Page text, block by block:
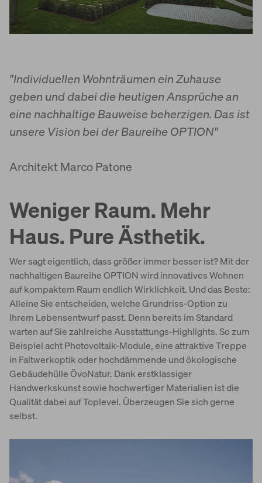
"Individuellen Wohnträumen ein Zuhause
geben und dabei die heutigen Ansprüche an
eine nachhaltige Bauweise beherzigen. Das ist
unsere Vision bei der Baureihe OPTION"
Architekt Marco Patone
Weniger Raum. Mehr
Haus. Pure Ästhetik.
Wer sagt eigentlich, dass größer immer besser ist? Mit der
nachhaltigen Baureihe OPTION wird innovatives Wohnen
auf kompaktem Raum endlich Wirklichkeit. Und das Beste:
Alleine Sie entscheiden, welche Grundriss-Option zu
Ihrem Lebensentwurf passt. Denn bereits im Standard
warten auf Sie zahlreiche Ausstattungs-Highlights. So zum
Beispiel acht Photovoltaik-Module, eine attraktive Treppe
in Faltwerkoptik oder hochdämmende und ökologische
Gebäudehülle ÖvoNatur. Dank erstklassiger
Handwerkskunst sowie hochwertiger Materialien ist die
Qualität dabei auf Toplevel. Überzeugen Sie sich gerne
selbst.